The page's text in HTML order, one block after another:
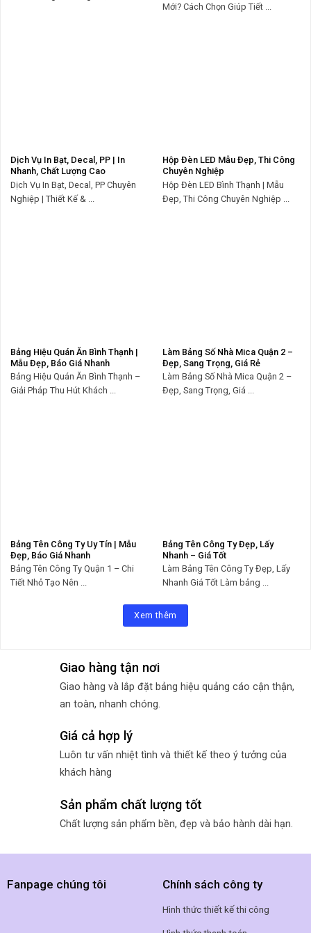
Mới? Cách Chọn Giúp Tiết ...
Dịch Vụ In Bạt, Decal, PP | In
Nhanh, Chất Lượng Cao
Dịch Vụ In Bạt, Decal, PP Chuyên
Nghiệp | Thiết Kế & ...
Hộp Đèn LED Mẫu Đẹp, Thi Công
Chuyên Nghiệp
Hộp Đèn LED Bình Thạnh | Mẫu
Đẹp, Thi Công Chuyên Nghiệp ...
Bảng Hiệu Quán Ăn Bình Thạnh |
Mẫu Đẹp, Báo Giá Nhanh
Bảng Hiệu Quán Ăn Bình Thạnh –
Giải Pháp Thu Hút Khách ...
Làm Bảng Số Nhà Mica Quận 2 –
Đẹp, Sang Trọng, Giá Rẻ
Làm Bảng Số Nhà Mica Quận 2 –
Đẹp, Sang Trọng, Giá ...
Bảng Tên Công Ty Uy Tín | Mẫu
Đẹp, Báo Giá Nhanh
Bảng Tên Công Ty Quận 1 – Chi
Tiết Nhỏ Tạo Nên ...
Bảng Tên Công Ty Đẹp, Lấy
Nhanh – Giá Tốt
Làm Bảng Tên Công Ty Đẹp, Lấy
Nhanh Giá Tốt Làm bảng ...
Xem thêm
Giao hàng tận nơi
Giao hàng và lắp đặt bảng hiệu quảng cáo cận thận,
an toàn, nhanh chóng.
Giá cả hợp lý
Luôn tư vấn nhiệt tình và thiết kế theo ý tưởng của
khách hàng
Sản phẩm chất lượng tốt
Chất lượng sản phẩm bền, đẹp và bảo hành dài hạn.
Fanpage chúng tôi Chính sách công ty
Hình thức thiết kế thi công